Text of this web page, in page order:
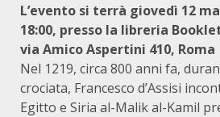
L’evento si terrà giovedì 12
18:00, presso la libreria
via Amico Aspertini 410, Roma
Nel 1219, circa 800 anni fa,
crociata, Francesco d’Assisi
Egitto e Siria al-Malik al-Kamil